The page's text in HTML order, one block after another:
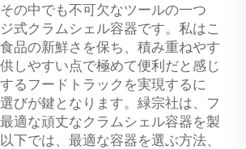
の中でも不可欠なツールの一つ
式クラムシェル容器です。私はこ
品の新鮮さを保ち、積み重ねやす
しやすい点で極めて便利だと感じ
るフードトラックを実現するに
びが鍵となります。緑宗社は、フ
適な頑丈なクラムシェル容器を製
下では、最適な容器を選ぶ方法、